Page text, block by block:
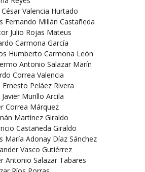
Valencia Hurtado
Fernando Millán Castañeda
Julio Rojas Mateus
Carmona García
Humberto Carmona León
Antonio Salazar Marín
Correa Valencia
Peláez Rivera
Murillo Arcila
Correa Márquez
Martínez Giraldo
Castañeda Giraldo
María Adonay Díaz Sánchez
Vasco Gutiérrez
Antonio Salazar Tabares